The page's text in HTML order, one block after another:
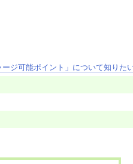
ジ可能ポイント」について知りた